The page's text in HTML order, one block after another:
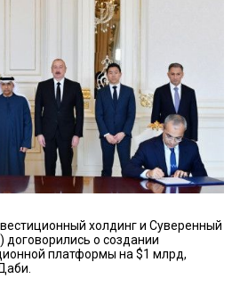
холдинг и Суверенный
о создании
платформы на $1 млрд,